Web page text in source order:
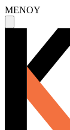
MENOY